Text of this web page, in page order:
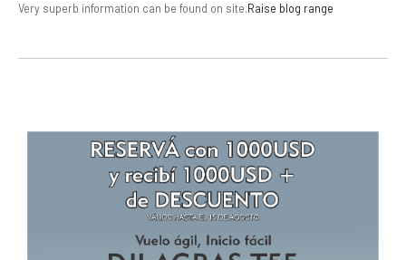
Very superb information can be found on site.Raise blog range